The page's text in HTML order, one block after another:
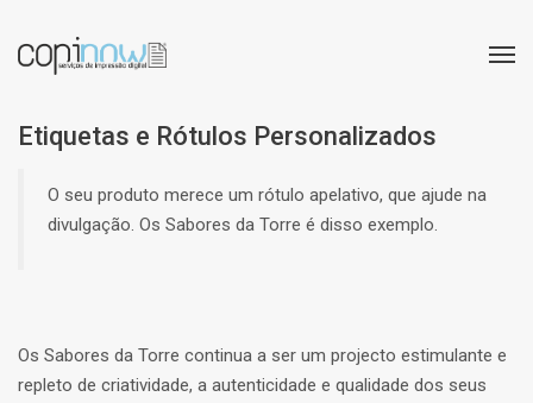
Etiquetas e Rótulos Personalizados
O seu produto merece um rótulo apelativo, que ajude na
divulgação. Os Sabores da Torre é disso exemplo.
Os Sabores da Torre continua a ser um projecto estimulante e
repleto de criatividade, a autenticidade e qualidade dos seus